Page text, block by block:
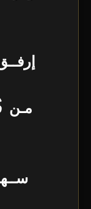
مـن